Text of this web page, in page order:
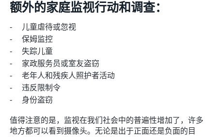
额外的家庭监视行动和调查：
儿童虐待或忽视
保姆监控
失踪儿童
家政服务员或室友盗窃
老年人和残疾人照护者活动
违反限制令
身份盗窃
值得注意的是，监视在我们社会中的普遍性增加了，许多
地方都可以看到摄像头。无论是出于正面还是负面的目